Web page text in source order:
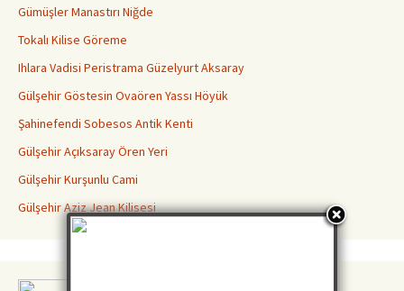
Gümüşler Manastırı Niğde
Tokalı Kilise Göreme
Ihlara Vadisi Peristrama Güzelyurt Aksaray
Gülşehir Göstesin Ovaören Yassı Höyük
Şahinefendi Sobesos Antik Kenti
Gülşehir Açıksaray Ören Yeri
Gülşehir Kurşunlu Cami
Gülşehir Aziz Jean Kilisesi